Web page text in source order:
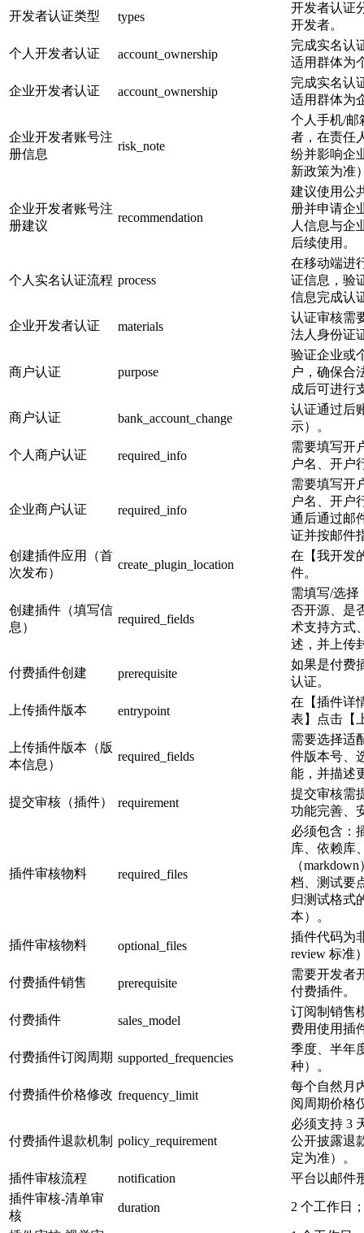
开发者认证类型 types
开发者认证
开发者。
个人开发者认证 account_ownership
完成实名认
适用群体为
企业开发者认证 account_ownership
完成实名认
适用群体为
企业开发者账号注
册信息
risk_note
个人手机/邮
者，在责任
纷并影响企
新政策为准
企业开发者账号注
册建议
recommendation
建议使用公
册并申请企
人信息与企
后续使用。
个人实名认证流程 process
在移动端进
证信息，验
信息完成认
企业开发者认证 materials
认证审核需
法人身份证
商户认证 purpose
验证企业或
户，确保合
成后可进行
商户认证 bank_account_change
认证通过后
示）。
个人商户认证 required_info
需要填写开
户名、开户
企业商户认证 required_info
需要填写开
户名、开户
通后通过邮
证并按邮件
创建插件应用（首
次发布）
create_plugin_location
在【我开发
件。
创建插件（填写信
息）
required_fields
需填写/选择
否开源、是
术支持方式
述，并上传
付费插件创建 prerequisite
如果是付费
认证。
上传插件版本 entrypoint
在【插件详
表】点击【
上传插件版本（版
本信息）
required_fields
需要选择适
件版本号、
能，并描述
提交审核（插件） requirement
提交审核需
功能完善、
插件审核物料 required_files
必须包含：
库、依赖库
（
档、测试要
归测试格式
本）。
插件审核物料 optional_files
插件代码为
review 标准
付费插件销售 prerequisite
需要开发者
付费插件。
付费插件 sales_model
订阅制销售
费用使用插
付费插件订阅周期 supported_frequencies
季度、半年
种）。
付费插件价格修改 frequency_limit
每个自然月
阅周期价格
付费插件退款机制 policy_requirement
必须支持 3
公开披露退
定为准）。
插件审核流程
notification
平台以邮件
插件审核-清单审
核
duration 2 个工作日